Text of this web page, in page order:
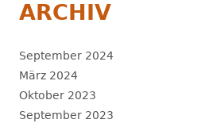
ARCHIV
September 2024
März 2024
Oktober 2023
September 2023